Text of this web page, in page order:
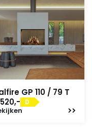
GP 110 / 79 T
D